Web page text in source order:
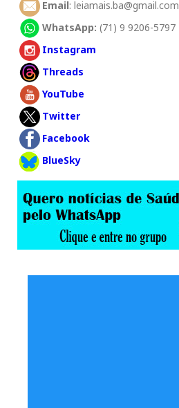
Email: leiamais.ba@gmail.com
WhatsApp: (71) 9 9206-5797
Instagram
Threads
YouTube
Twitter
Facebook
BlueSky